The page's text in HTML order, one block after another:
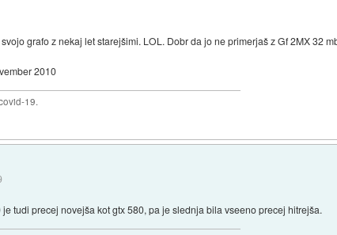
grafo z nekaj let starejšimi. LOL. Dobr da jo ne primerjaš z Gf 2MX 32
2010
19.
tudi precej novejša kot gtx 580, pa je slednja bila vseeno precej hitrejša.